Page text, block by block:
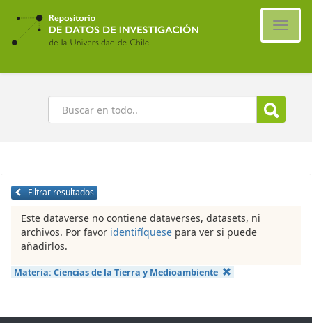
Ir
contenido
principal
Buscar
Filtrar resultados
Este dataverse no contiene dataverses, datasets, ni
archivos. Por favor identifíquese para ver si puede
añadirlos.
Materia: Ciencias de la Tierra y Medioambiente